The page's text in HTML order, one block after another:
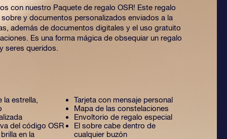
con nuestro Paquete de regalo OSR! Este regalo
y documentos personalizados enviados a la
además de documentos digitales y el uso gratuito
Es una forma mágica de obsequiar un regalo
seres queridos.
la estrella,
del código OSR
en la
Tarjeta con mensaje personal
Mapa de las constelaciones
Envoltorio de regalo especial
El sobre cabe dentro de
cualquier buzón